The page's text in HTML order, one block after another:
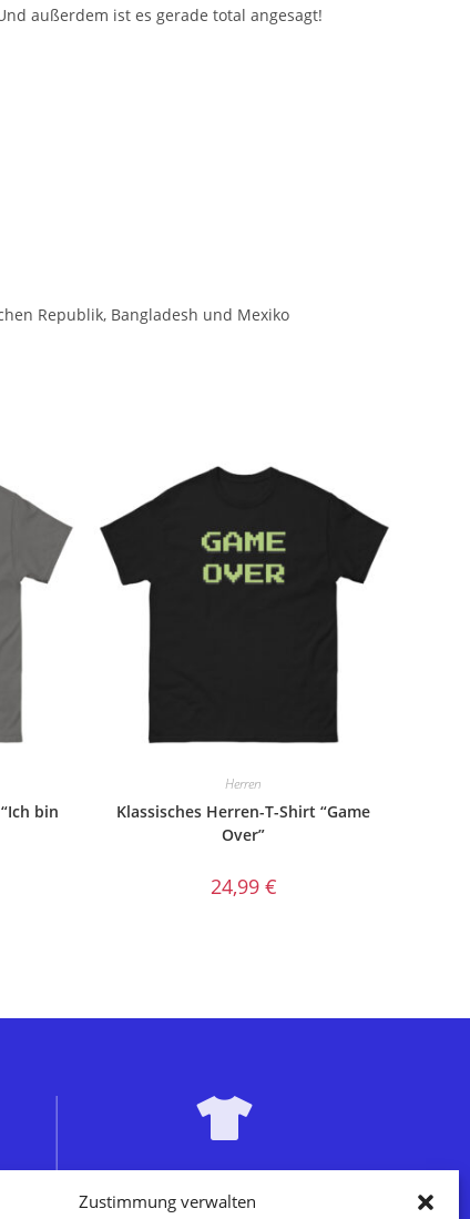
Zustimmung verwalten
außerdem ist es gerade total angesagt!
Republik, Bangladesh und Mexiko
bin
Herren
Klassisches Herren-T-Shirt “Game
Over”
24,99 €
auf passenden Produkten